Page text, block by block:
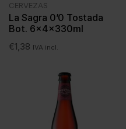
CERVEZAS
La Sagra 0’0 Tostada
Bot. 6x4x330ml
€1,38 IVA incl.